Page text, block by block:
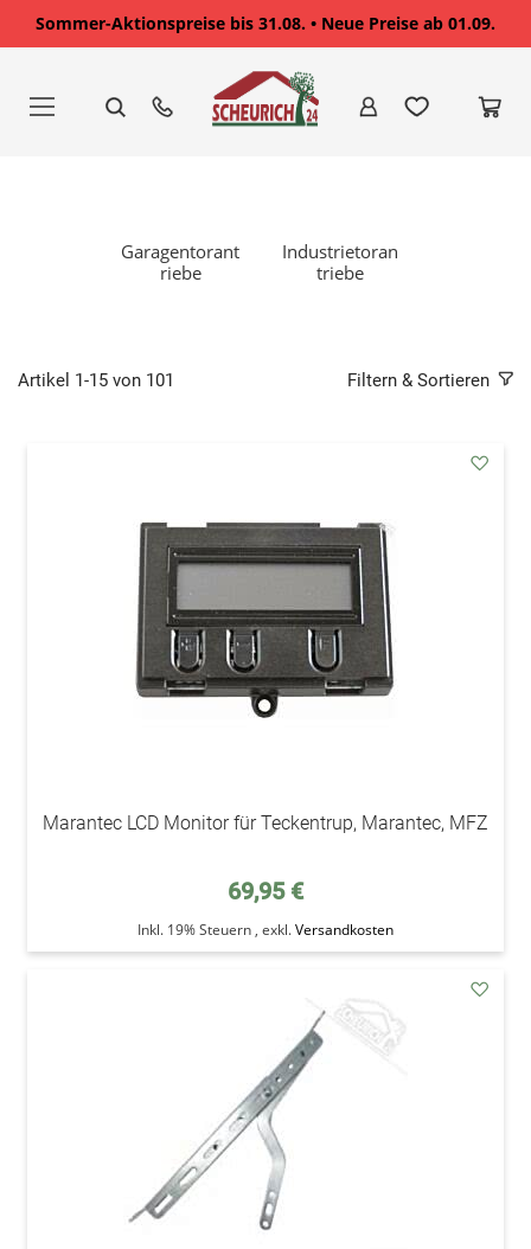
Sommer-Aktionspreise bis 31.08. • Neue Preise ab 01.09.
springen
Garagentorant
riebe
Industrietoran
triebe
Artikel 1-15 von 101 Filtern & Sortieren
Marantec LCD Monitor für Teckentrup, Marantec, MFZ
69,95 €
Inkl. 19% Steuern , exkl.Versandkosten